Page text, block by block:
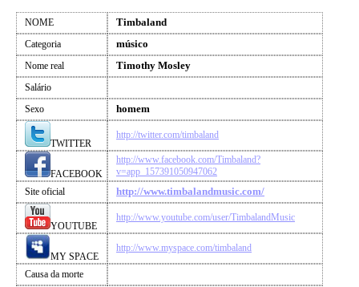
NOME Timbaland
Categoria músico
Nome real Timothy Mosley
Salário
Sexo
homem
TWITTER
http://twitter.com/timbaland
FACEBOOK
http://www.facebook.com/Timbaland?
v=app_157391050947062
Site oficial
http://www.timbalandmusic.com/
YOUTUBE
http://www.youtube.com/user/TimbalandMusic
MY SPACE
http://www.myspace.com/timbaland
Causa da morte